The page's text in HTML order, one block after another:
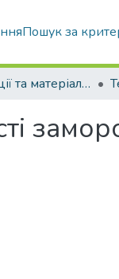
Пошук за
Конференції та матеріали конференцій